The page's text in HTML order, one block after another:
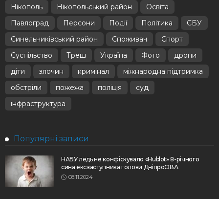
Нікополь Нікопольський район
Освіта
Павлоград
Персони Події Політика
СБУ
Синельниківський район
Споживач
Спорт
Суспільство
Треш Україна Фото
дрони
діти
злочин кримінал
міжнародна підтримка
обстріли
пожежа поліція
суд
інфраструктура
Популярні записи
НАБУ ледь не конфіскувало «Hublot» 8-річного
сина ексзаступника голови ДніпроОВА
08.11.2024